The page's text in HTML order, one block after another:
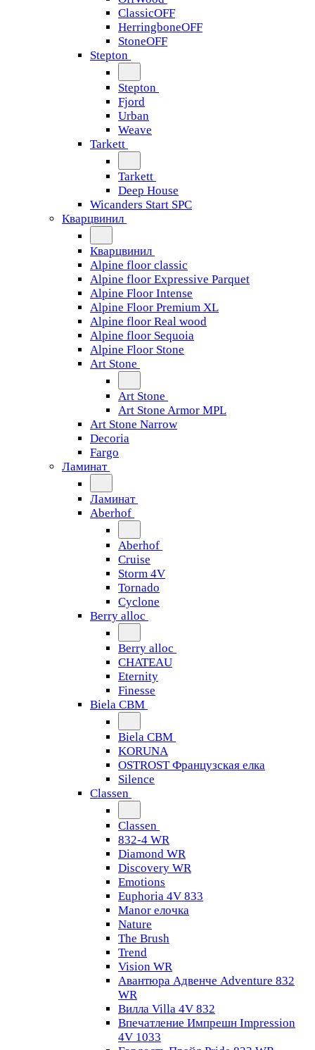
ClassicOFF
HerringboneOFF
StoneOFF
Stepton
Stepton
Fjord
Urban
Weave
Tarkett
Tarkett
Deep House
Wicanders Start SPC
Кварцвинил
Кварцвинил
Alpine floor classic
Alpine floor Expressive Parquet
Alpine Floor Intense
Alpine Floor Premium XL
Alpine floor Real wood
Alpine floor Sequoia
Alpine Floor Stone
Art Stone
Art Stone
Art Stone Armor MPL
Art Stone Narrow
Decoria
Fargo
Ламинат
Ламинат
Aberhof
Aberhof
Cruise
Storm 4V
Tornado
Сyclone
Berry alloc
Berry alloc
CHATEAU
Eternity
Finesse
Biela CBM
Biela CBM
KORUNA
OSTROST Французская елка
Silence
Classen
Classen
832-4 WR
Diamond WR
Discovery WR
Emotions
Euphoria 4V 833
Manor елочка
Nature
The Brush
Trend
Vision WR
Авантюра Адвенче Adventure 832
WR
Вилла Villa 4V 832
Впечатление Импрешн Impression
4V 1033